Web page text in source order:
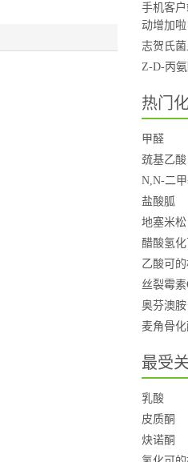
手机客
动增加啦
志贺氏
Z-D-丙
热门
甲醛
巯基乙酸
N,N-二
盐酸胍
地塞米松
醋酸氢
乙酸可
丝裂霉素
奥芬澳胺
麦角骨化
最受
乳酸
皮质酮
炔诺酮